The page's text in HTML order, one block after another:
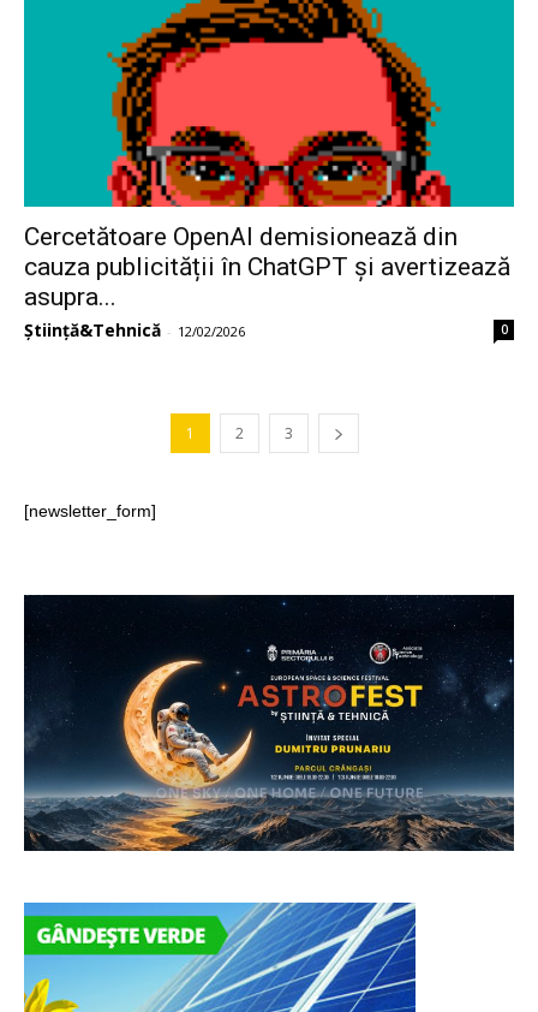
Cercetătoare OpenAI demisionează din
cauza publicității în ChatGPT și avertizează
asupra...
Știință&Tehnică - 12/02/2026 0
1 2 3
[newsletter_form]